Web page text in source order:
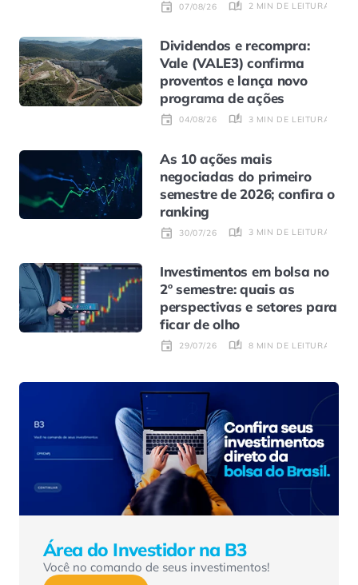
07/08/26 2 MIN DE LEITURA
Dividendos e recompra:
Vale (VALE3) confirma
proventos e lança novo
programa de ações
04/08/26 3 MIN DE LEITURA
As 10 ações mais
negociadas do primeiro
semestre de 2026; confira o
ranking
30/07/26 3 MIN DE LEITURA
Investimentos em bolsa no
2º semestre: quais as
perspectivas e setores para
ficar de olho
29/07/26 8 MIN DE LEITURA
Área do Investidor na B3
Você no comando de seus investimentos!